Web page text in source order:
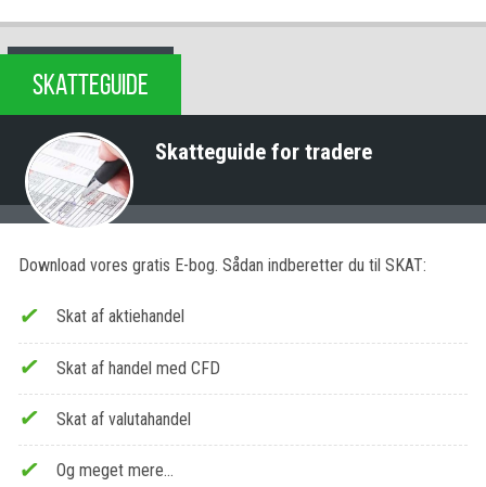
SKATTEGUIDE
Skatteguide for tradere
Download vores gratis E-bog. Sådan indberetter du til SKAT:
Skat af aktiehandel
Skat af handel med CFD
Skat af valutahandel
Og meget mere…